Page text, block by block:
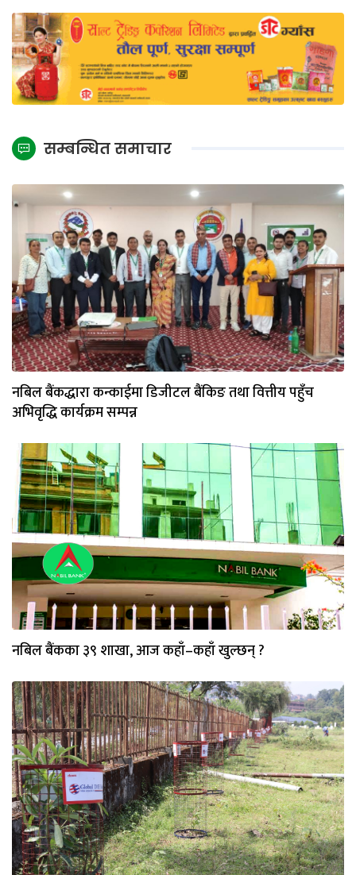
सम्बन्धित समाचार
नबिल बैंकद्धारा कन्काईमा डिजीटल बैंकिङ तथा वित्तीय पहुँच
अभिवृद्धि कार्यक्रम सम्पन्न
नबिल बैंकका ३९ शाखा, आज कहाँ–कहाँ खुल्छन् ?